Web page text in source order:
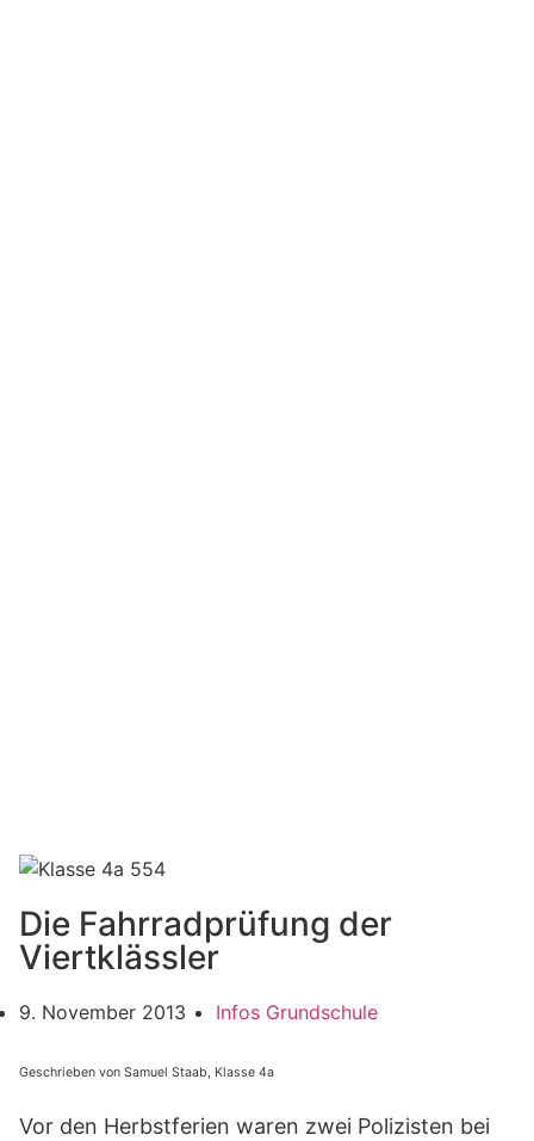
Die Fahrradprüfung der
Viertklässler
9. November 2013 Infos Grundschule
Geschrieben von Samuel Staab, Klasse 4a
Vor den Herbstferien waren zwei Polizisten bei